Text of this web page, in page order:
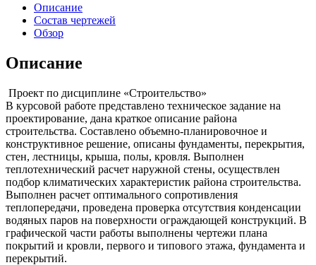
Описание
Состав чертежей
Обзор
Описание
Проект по дисциплине «Строительство»
В курсовой работе представлено техническое задание на
проектирование, дана краткое описание района
строительства. Составлено объемно-планировочное и
конструктивное решение, описаны фундаменты, перекрытия,
стен, лестницы, крыша, полы, кровля. Выполнен
теплотехнический расчет наружной стены, осуществлен
подбор климатических характеристик района строительства.
Выполнен расчет оптимального сопротивления
теплопередачи, проведена проверка отсутствия конденсации
водяных паров на поверхности ограждающей конструкций. В
графической части работы выполнены чертежи плана
покрытий и кровли, первого и типового этажа, фундамента и
перекрытий.